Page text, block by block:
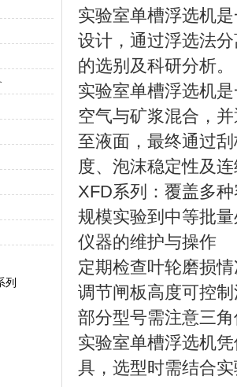
列
实验室单槽浮选机
设计，通过浮选法
的选别及科研分析。
实验室单槽浮选机
空气与矿浆混合，
至液面，最终通过
度、泡沫稳定性及
XFD系列：覆盖多
规模实验到中等批
仪器的维护与操作
定期检查叶轮磨损
调节闸板高度可控
部分型号需注意三
实验室单槽浮选机
具，选型时需结合